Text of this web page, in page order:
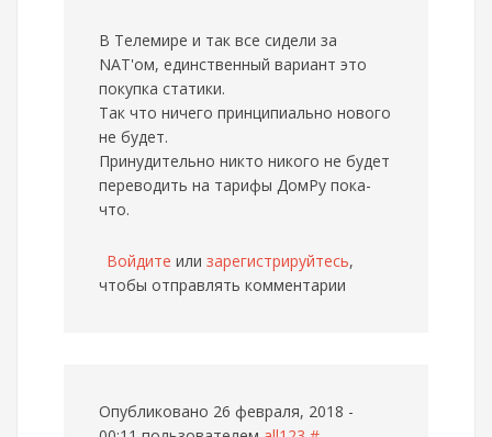
В Телемире и так все сидели за
NAT'ом, единственный вариант это
покупка статики.
Так что ничего принципиально нового
не будет.
Принудительно никто никого не будет
переводить на тарифы ДомРу пока-
что.
Войдите или зарегистрируйтесь,
чтобы отправлять комментарии
Опубликовано 26 февраля, 2018 -